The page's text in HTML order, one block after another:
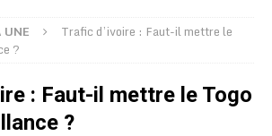
UNE
Trafic d’ivoire : Faut-il mettre le
?
: Faut-il mettre le Togo
?